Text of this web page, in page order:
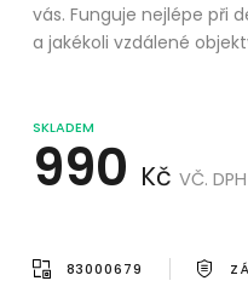
vás. Funguje nejlépe při
a jakékoli vzdálené
SKLADEM
990 Kč VČ. DPH
83000679